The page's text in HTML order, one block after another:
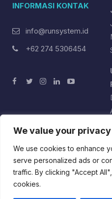
We value your privacy
We use cookies to enhance
serve personalized ads or
traffic. By clicking "Accept
cookies.
INFORMASI KONTAK
info@runsystem.id
+62 274 5306454